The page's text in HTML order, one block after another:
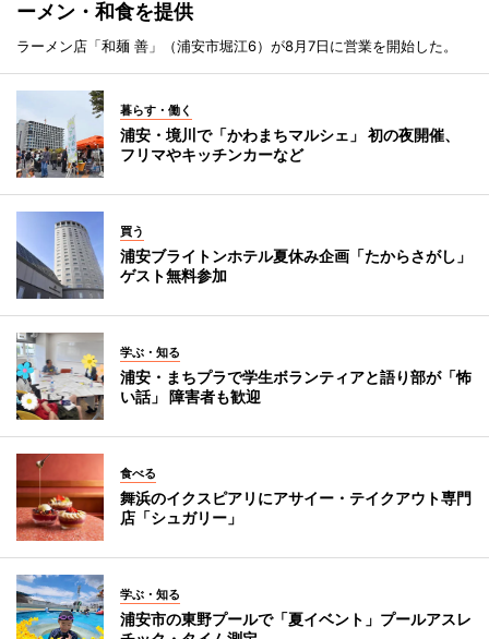
ーメン・和食を提供
ラーメン店「和麺 善」（浦安市堀江6）が8月7日に営業を開始した。
暮らす・働く
浦安・境川で「かわまちマルシェ」 初の夜開催、
フリマやキッチンカーなど
買う
浦安ブライトンホテル夏休み企画「たからさがし」
ゲスト無料参加
学ぶ・知る
浦安・まちプラで学生ボランティアと語り部が「怖
い話」 障害者も歓迎
食べる
舞浜のイクスピアリにアサイー・テイクアウト専門
店「シュガリー」
学ぶ・知る
浦安市の東野プールで「夏イベント」プールアスレ